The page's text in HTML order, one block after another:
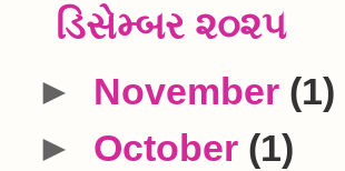
ડિસેમ્બર ૨૦૨૫
► November (1)
► October (1)